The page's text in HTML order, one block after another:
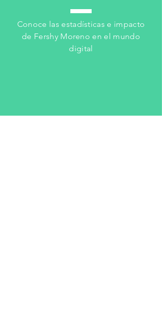
Conoce las estadísticas e impacto
de Fershy Moreno en el mundo
digital